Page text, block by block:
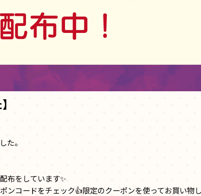
た。
布をしています✨
ンコードをチェック👍限定のクーポンを使ってお買い物